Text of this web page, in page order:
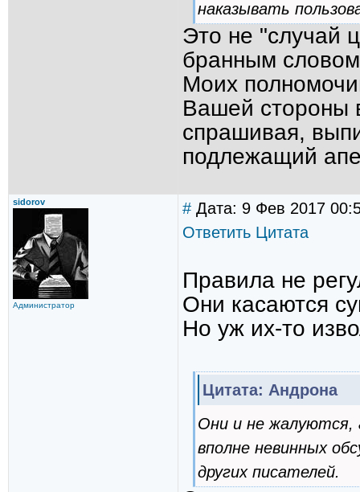
наказывать
Это не "случай
бранным
Моих
Вашей стороны
спрашивая,
подлежащий
sidorov
Администратор
# Дата: 9 Фев 2017
Ответить Цитата
Правила не
Они касаются
Но уж их-то
Цитата: Андрона
Они и не жалуются,
вполне невинных
других писателей.